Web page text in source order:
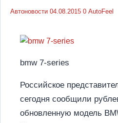
Автоновости 04.08.2015 0 AutoFeel
bmw 7-series
Российское
сегодня сообщили
обновленную модель